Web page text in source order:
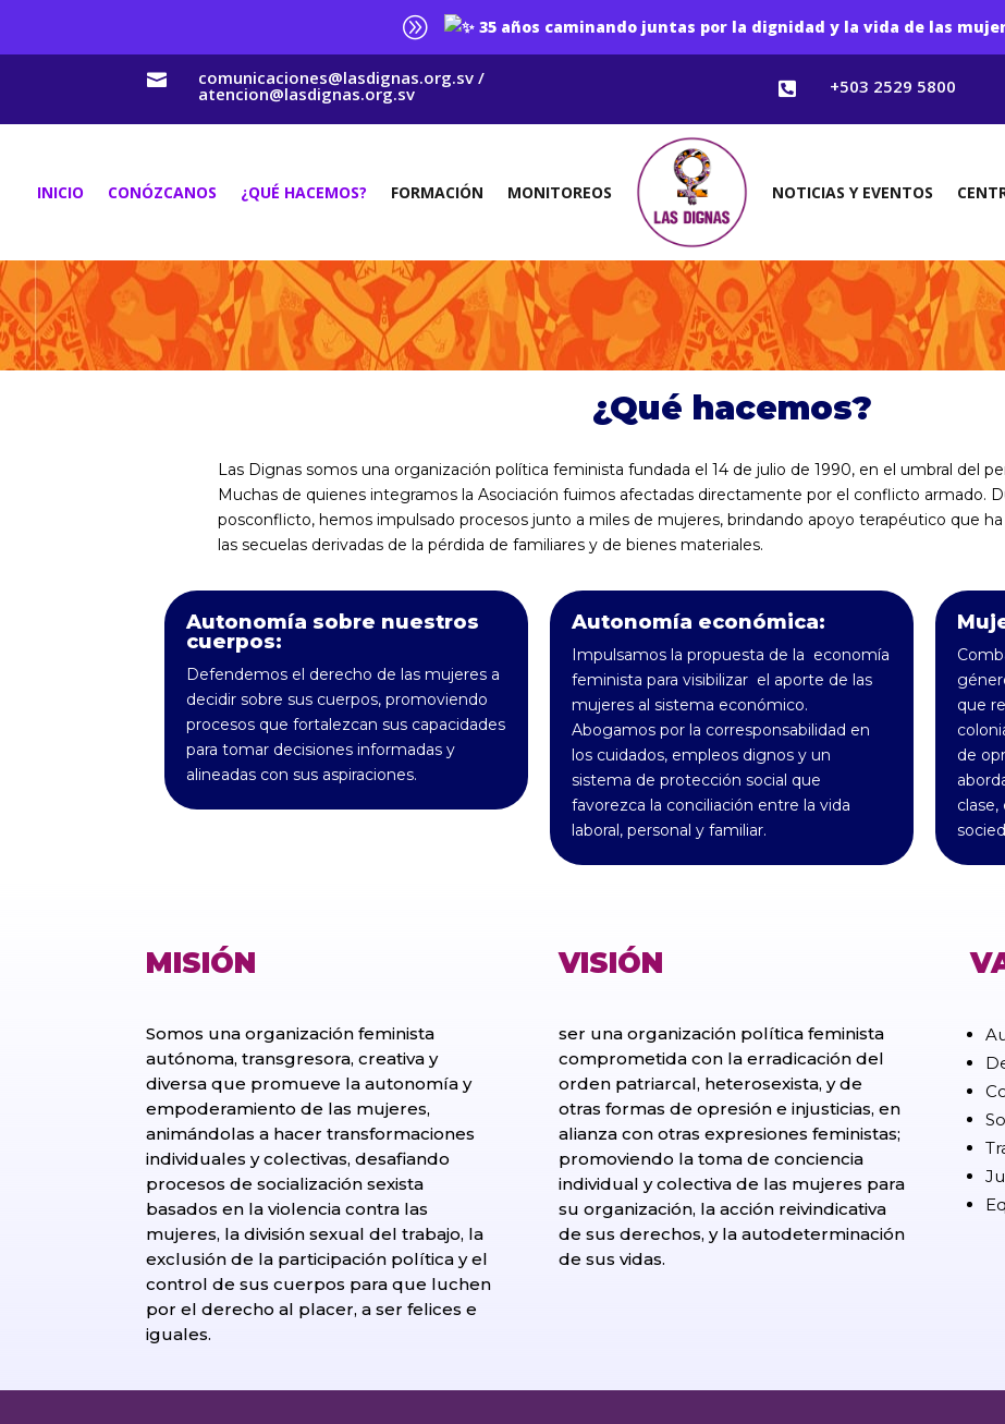
A 35 años caminando juntas por la dignidad y la vida de las
 comunicaciones@lasdignas.org.sv /
atencion@lasdignas.org.sv  +503 2529 5800
INICIO CONÓZCANOS ¿QUÉ HACEMOS? FORMACIÓN MONITOREOS NOTICIAS Y EVENTOS
¿Qué hacemos?
Las Dignas somos una organización política feminista fundada el 14 de julio de 1990, en el umbral del
Muchas de quienes integramos la Asociación fuimos afectadas directamente por el conflicto armado.
posconflicto, hemos impulsado procesos junto a miles de mujeres, brindando apoyo terapéutico que
las secuelas derivadas de la pérdida de familiares y de bienes materiales.
Autonomía sobre nuestros
cuerpos:
Defendemos el derecho de las mujeres a
decidir sobre sus cuerpos, promoviendo
procesos que fortalezcan sus capacidades
para tomar decisiones informadas y
alineadas con sus aspiraciones.
Autonomía económica:
Impulsamos la propuesta de la economía
feminista para visibilizar el aporte de las
mujeres al sistema económico.
Abogamos por la corresponsabilidad en
los cuidados, empleos dignos y un
sistema de protección social que
favorezca la conciliación entre la vida
laboral, personal y familiar.
que
de
MISIÓN
Somos una organización feminista
autónoma, transgresora, creativa y
diversa que promueve la autonomía y
empoderamiento de las mujeres,
animándolas a hacer transformaciones
individuales y colectivas, desafiando
procesos de socialización sexista
basados en la violencia contra las
mujeres, la división sexual del trabajo, la
exclusión de la participación política y el
control de sus cuerpos para que luchen
por el derecho al placer, a ser felices e
iguales.
VISIÓN
ser una organización política feminista
comprometida con la erradicación del
orden patriarcal, heterosexista, y de
otras formas de opresión e injusticias, en
alianza con otras expresiones feministas;
promoviendo la toma de conciencia
individual y colectiva de las mujeres para
su organización, la acción reivindicativa
de sus derechos, y la autodeterminación
de sus vidas.